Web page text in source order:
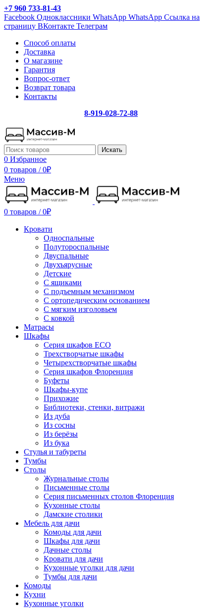
+7 960 733-81-43
Facebook Одноклассники WhatsApp WhatsApp Ссылка на
страницу ВКонтакте Телеграм
Способ оплаты
Доставка
О магазине
Гарантия
Вопрос-ответ
Возврат товара
Контакты
8-919-028-72-88
Искать
0 Избранное
0 товаров / 0₽
Меню
0 товаров / 0₽
Кровати
Односпальные
Полутороспальные
Двуспальные
Двухъярусные
Детские
С ящиками
С подъемным механизмом
С ортопедическим основанием
С мягким изголовьем
С ковкой
Матрасы
Шкафы
Серия шкафов ECO
Трехстворчатые шкафы
Четырехстворчатые шкафы
Серия шкафов Флоренция
Буфеты
Шкафы-купе
Прихожие
Библиотеки, стенки, витражи
Из дуба
Из сосны
Из берёзы
Из бука
Стулья и табуреты
Тумбы
Столы
Журнальные столы
Письменные столы
Серия письменных столов Флоренция
Кухонные столы
Дамские столики
Мебель для дачи
Комоды для дачи
Шкафы для дачи
Дачные столы
Кровати для дачи
Кухонные уголки для дачи
Тумбы для дачи
Комоды
Кухни
Кухонные уголки